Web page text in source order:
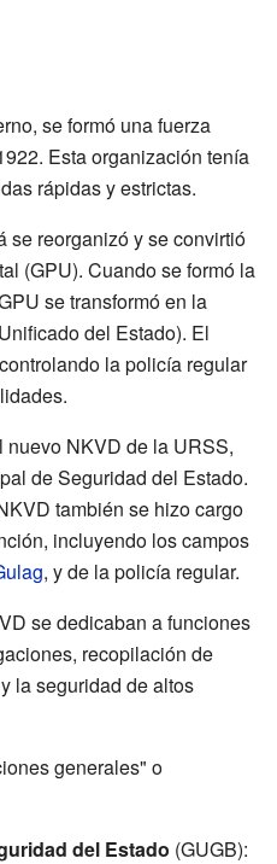
se formó una fuerza
Esta organización tenía
rápidas y estrictas.
se reorganizó y se convirtió
(GPU). Cuando se formó la
se transformó en la
del Estado). El
la policía regular
nuevo NKVD de la URSS,
de Seguridad del Estado.
también se hizo cargo
incluyendo los campos
, y de la policía regular.
se dedicaban a funciones
recopilación de
la seguridad de altos
generales" o
del Estado (GUGB):